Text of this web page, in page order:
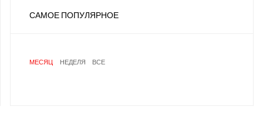
САМОЕ ПОПУЛЯРНОЕ
МЕСЯЦ НЕДЕЛЯ ВСЕ